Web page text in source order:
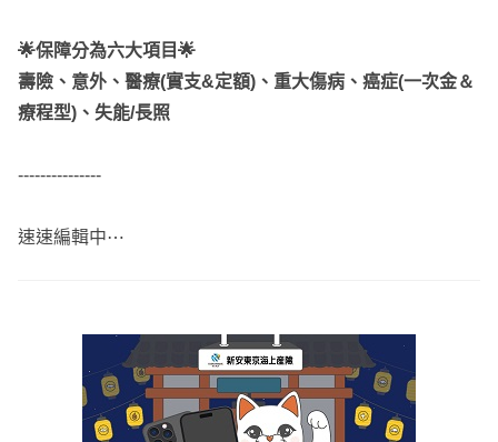
🌟保障分為六大項目🌟
壽險、意外、醫療(實支&定額)、重大傷病、癌症(一次金＆
療程型)、失能/長照
---------------
速速編輯中⋯